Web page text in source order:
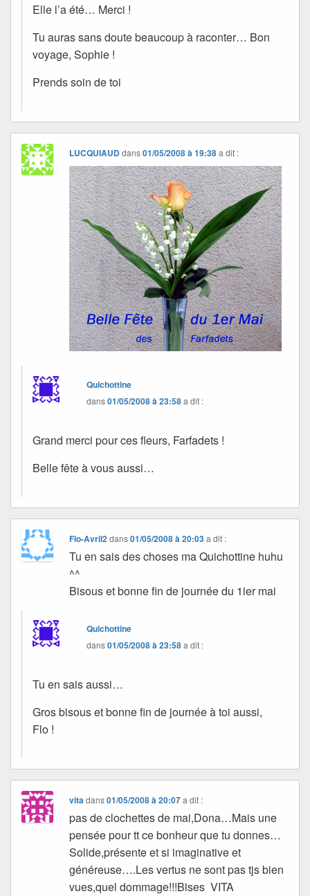
Elle l’a été… Merci !
Tu auras sans doute beaucoup à raconter… Bon
voyage, Sophie !
Prends soin de toi
LUCQUIAUDdans01/05/2008 à 19:38 a dit :
Quichottine
dans01/05/2008 à 23:58a dit :
Grand merci pour ces fleurs, Farfadets !
Belle fête à vous aussi…
Flo-Avril2dans01/05/2008 à 20:03 a dit :
Tu en sais des choses ma Quichottine huhu
^^
Bisous et bonne fin de journée du 1ier mai
Quichottine
dans01/05/2008 à 23:58a dit :
Tu en sais aussi…
Gros bisous et bonne fin de journée à toi aussi,
Flo !
vitadans01/05/2008 à 20:07 a dit :
pas de clochettes de mai,Dona…Mais une
pensée pour tt ce bonheur que tu donnes…
Solide,présente et si imaginative et
généreuse….Les vertus ne sont pas tjs bien
vues,quel dommage!!!Bises VITA